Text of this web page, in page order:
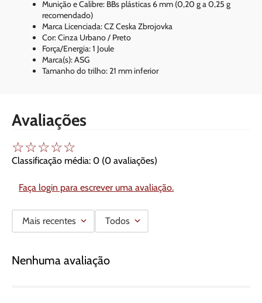
Munição e Calibre: BBs plásticas 6 mm (0,20 g a 0,25 g
recomendado)
Marca Licenciada: CZ Ceska Zbrojovka
Cor: Cinza Urbano / Preto
Força/Energia: 1 Joule
Marca(s): ASG
Tamanho do trilho: 21 mm inferior
Avaliações
☆☆☆☆☆
Classificação média: 0 (0 avaliações)
Faça login para escrever uma avaliação.
Mais recentes Todos
Nenhuma avaliação